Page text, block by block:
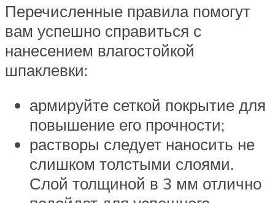
Перечисленные правила помогут
вам успешно справиться с
нанесением влагостойкой
шпаклевки:
армируйте сеткой покрытие для
повышение его прочности;
растворы следует наносить не
слишком толстыми слоями.
Слой толщиной в 3 мм отлично